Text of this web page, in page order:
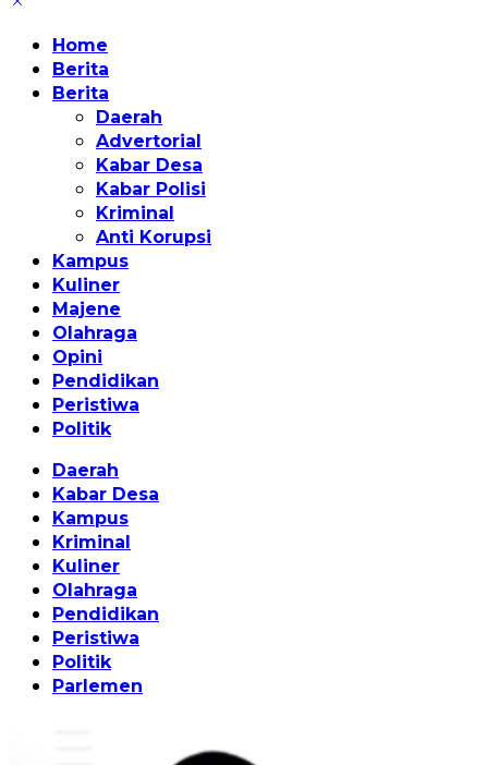
Home
Berita
Berita
Daerah
Advertorial
Kabar Desa
Kabar Polisi
Kriminal
Anti Korupsi
Kampus
Kuliner
Majene
Olahraga
Opini
Pendidikan
Peristiwa
Politik
Daerah
Kabar Desa
Kampus
Kriminal
Kuliner
Olahraga
Pendidikan
Peristiwa
Politik
Parlemen